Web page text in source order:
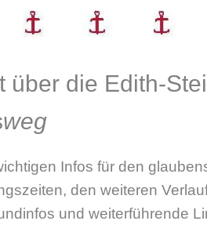
über die Edith-
weg
Infos für den
den weiteren
und weiterführende